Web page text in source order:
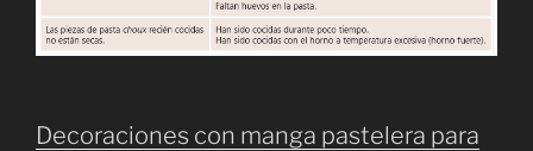
Decoraciones con manga pastelera para